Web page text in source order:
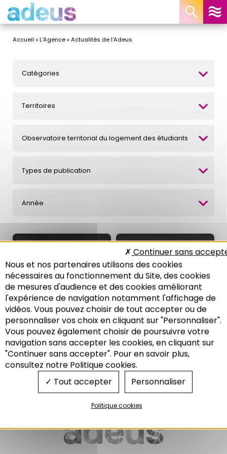
Recherche
Accueil »L’Agence»Actualités de l’Adeus
Catégories
Territoires
Observatoire territorial du logement des étudiants
Types de publication
Année
Les résidences étudiantes
privées : quelle réponse aux
besoins et quelle durabilité ?
05/2026
NOTE DE L'ADEUS
N°346
Les jeunes en difficulté : des
besoins en logement et en
accompagnement social
03/2025
Habitat
Panneau de gestion des cookies
Nous et nos partenaires utilisons des cookies
nécessaires au fonctionnement du Site, des cookies
de mesures d'audience et des cookies améliorant
l'expérience de navigation notamment l'affichage de
vidéos. Vous pouvez choisir de tout accepter ou de
personnaliser vos choix en cliquant sur "Personnaliser".
Vous pouvez également choisir de poursuivre votre
navigation sans accepter les cookies, en cliquant sur
"Continuer sans accepter". Pour en savoir plus,
consultez notre Politique cookies.
Tout accepter
Continuer sans
Personnaliser
Politique cookies